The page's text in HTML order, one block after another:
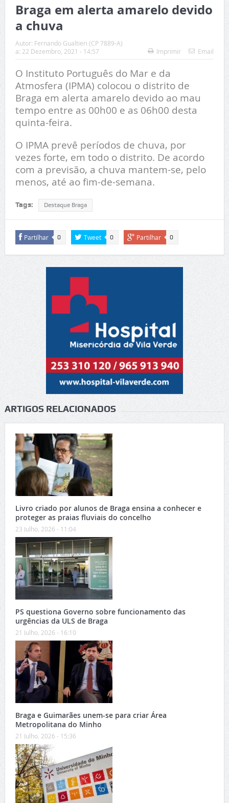
Braga em alerta amarelo devido
a chuva
Autor: Fernando Gualtieri (CP 7889-A)
a: 22 Dezembro, 2021 - 14:57 Imprimir Email
O Instituto Português do Mar e da
Atmosfera (IPMA) colocou o distrito de
Braga em alerta amarelo devido ao mau
tempo entre as 00h00 e as 06h00 desta
quinta-feira.
O IPMA prevê períodos de chuva, por
vezes forte, em todo o distrito. De acordo
com a previsão, a chuva mantem-se, pelo
menos, até ao fim-de-semana.
Tags: Destaque Braga
Partilhar 0 Tweet 0 Partilhar 0
ARTIGOS RELACIONADOS
Livro criado por alunos de Braga ensina a conhecer e
proteger as praias fluviais do concelho
23 Julho, 2026 - 11:04
PS questiona Governo sobre funcionamento das
urgências da ULS de Braga
21 Julho, 2026 - 16:10
Braga e Guimarães unem-se para criar Área
Metropolitana do Minho
21 Julho, 2026 - 15:36